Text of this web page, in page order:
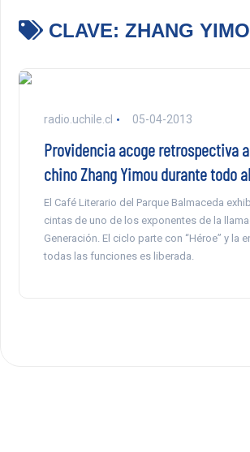
CLAVE: ZHANG
radio.uchile.cl 05-04-2013
Providencia acoge retrospectiva
chino Zhang Yimou durante todo
El Café Literario del Parque Balmaceda
cintas de uno de los exponentes de la
Generación. El ciclo parte con “Héroe” y la
todas las funciones es liberada.